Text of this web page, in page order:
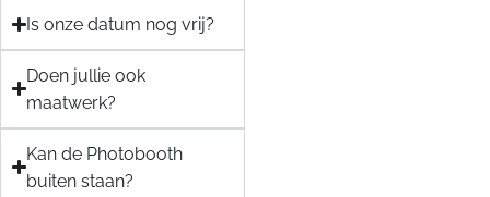
Is onze datum nog vrij?
Doen jullie ook
maatwerk?
Kan de Photobooth
buiten staan?